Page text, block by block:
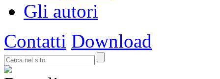
Gli autori
Contatti Download